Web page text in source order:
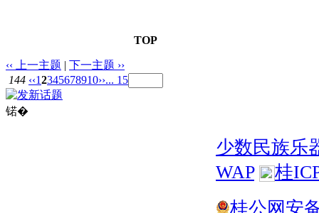
TOP
‹‹ 上一主题 | 下一主题 ››
144 ‹‹12345678910››... 15
锘�
少数民族乐
WAP
桂
桂公网安